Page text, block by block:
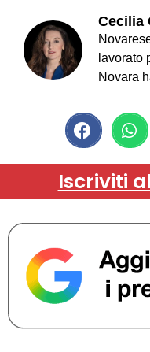
Cecilia
lavorato
Novara
Iscriviti